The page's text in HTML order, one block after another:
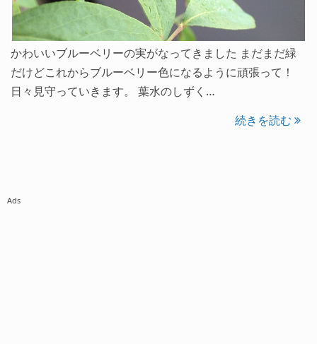
かわいいブルーベリーの実がなってきました まだまだ緑
だけどこれからブルーベリー色になるように頑張って！
日々見守っていきます。 葉水のしずく…
続きを読む
Ads